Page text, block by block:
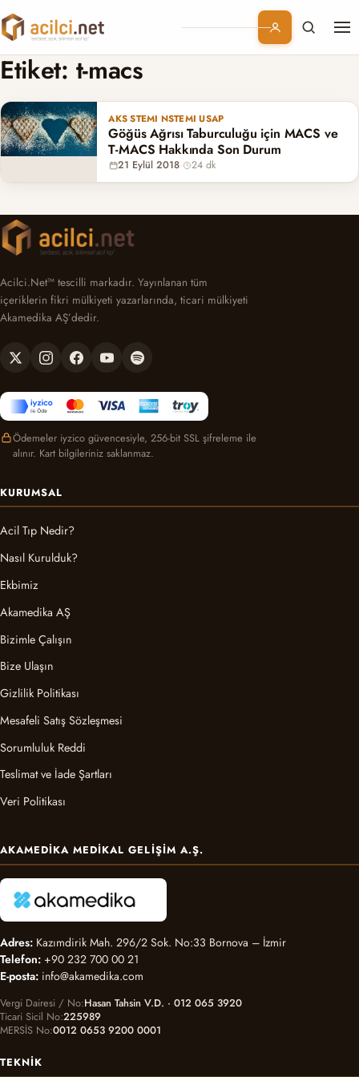
Branşlar
Konular
Kurumsal
Etiket: t-macs
AKS STEMI NSTEMI USAP
Göğüs Ağrısı Taburculuğu için MACS ve
T-MACS Hakkında Son Durum
21 Eylül 2018· 24 dk
Acilci.Net™ tescilli markadır. Yayınlanan tüm
içeriklerin fikri mülkiyeti yazarlarında, ticari mülkiyeti
Akamedika AŞ’dedir.
Ödemeler iyzico güvencesiyle, 256-bit SSL şifreleme ile
alınır. Kart bilgileriniz saklanmaz.
KURUMSAL
Acil Tıp Nedir?
Nasıl Kurulduk?
Ekbimiz
Akamedika AŞ
Bizimle Çalışın
Bize Ulaşın
Gizlilik Politikası
Mesafeli Satış Sözleşmesi
Sorumluluk Reddi
Teslimat ve İade Şartları
Veri Politikası
AKAMEDIKA MEDIKAL GELIŞIM A.Ş.
Adres: Kazımdirik Mah. 296/2 Sok. No:33 Bornova – İzmir
Telefon: +90 232 700 00 21
E-posta: info@akamedika.com
Vergi Dairesi / No Hasan Tahsin V.D. · 012 065 3920
Ticari Sicil No 225989
MERSİS No 0012 0653 9200 0001
TEKNIK